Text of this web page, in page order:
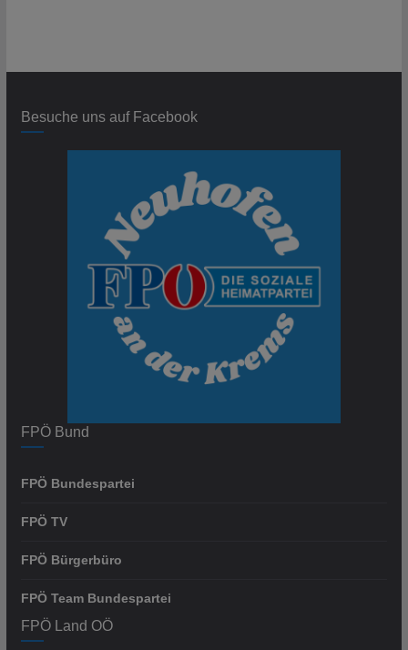
Besuche uns auf Facebook
FPÖ Bund
FPÖ Bundespartei
FPÖ TV
FPÖ Bürgerbüro
FPÖ Team Bundespartei
FPÖ Land OÖ